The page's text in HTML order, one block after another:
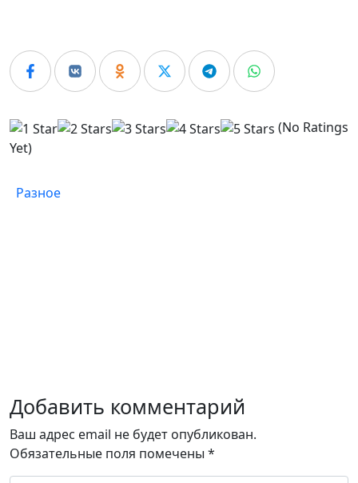
(No Ratings
Yet)
Разное
Добавить комментарий
Ваш адрес email не будет опубликован.
Обязательные поля помечены *